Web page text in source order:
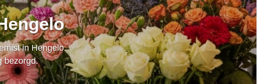
in Hengelo.
bezorgd.